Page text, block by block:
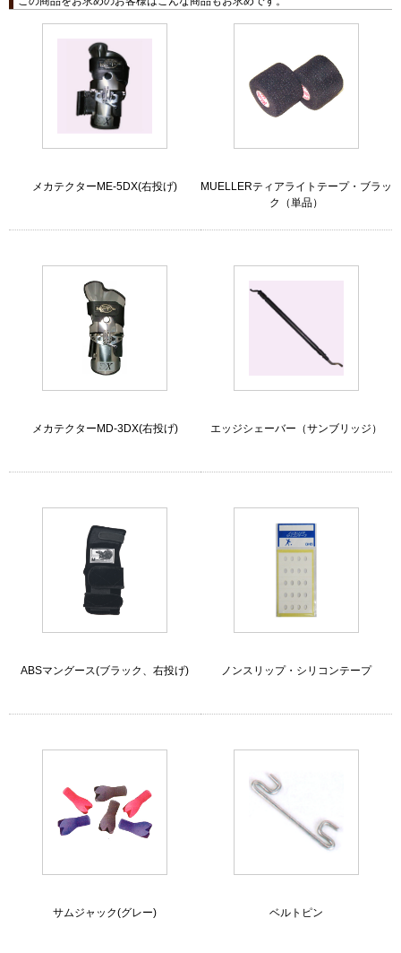
メカテクターME-5DX(右投げ)
MUELLERティアライトテープ・ブラッ
ク（単品）
メカテクターMD-3DX(右投げ) エッジシェーバー（サンブリッジ）
ABSマングース(ブラック、右投げ) ノンスリップ・シリコンテープ
サムジャック(グレー) ベルトピン